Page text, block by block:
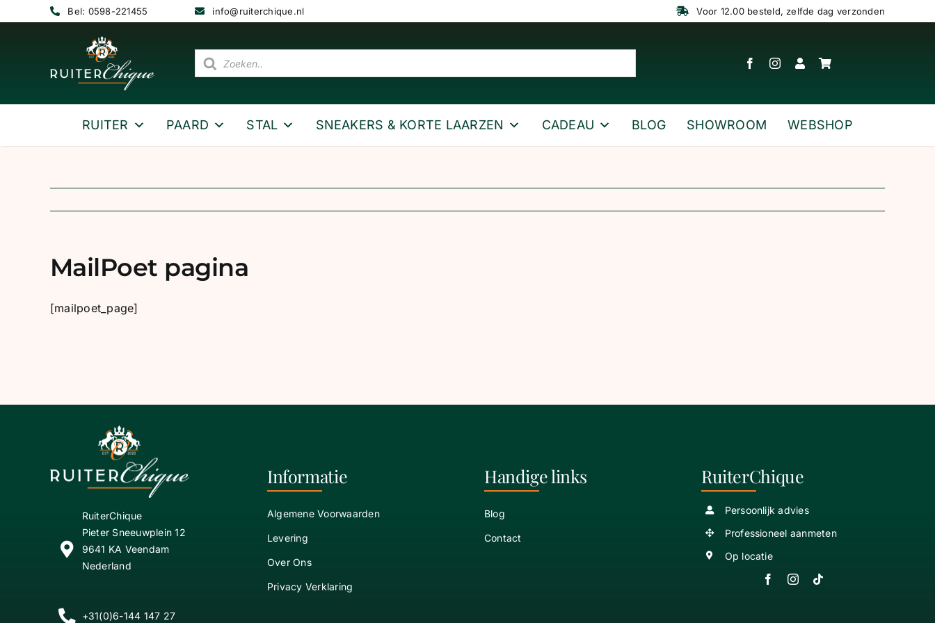
Bel: 0598-221455 info@ruiterchique.nl Voor 12.00 besteld, zelfde dag verzonden
Producten
zoeken
RUITER PAARD STAL SNEAKERS & KORTE LAARZEN CADEAU BLOG SHOWROOM WEBSHOP
MailPoet pagina
[mailpoet_page]
RuiterChique
Pieter Sneeuwplein 12
9641 KA Veendam
Nederland
+31(0)6-144 147 27
Informatie
Algemene Voorwaarden
Levering
Over Ons
Privacy Verklaring
Handige links
Blog
Contact
RuiterChique
Persoonlijk advies
Professioneel aanmeten
Op locatie